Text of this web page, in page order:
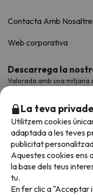
Contacta Amb
Web corporativa
Descarrega la
Valorada amb una mitjana
Acceptem
La teva
Utilitzem cookies
adaptada a les teves
publicitat
Aquestes cookies ens
la base dels teus
tu.
En fer clic a